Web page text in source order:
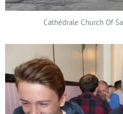
Cathédrale Church Of